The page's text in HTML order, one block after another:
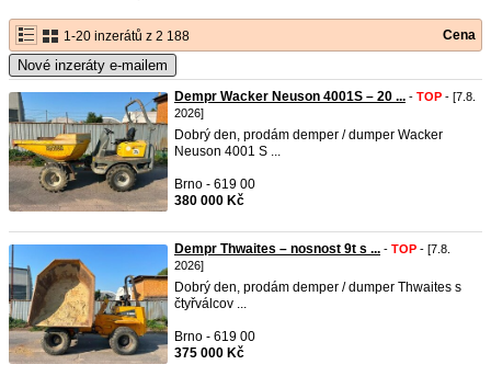
1-20 inzerátů z 2 188 Cena
Nové inzeráty e-mailem
Dempr Wacker Neuson 4001S – 20 ... - TOP - [7.8.
2026]
Dobrý den, prodám demper / dumper Wacker
Neuson 4001 S ...
Brno - 619 00
380 000 Kč
Dempr Thwaites – nosnost 9t s ... - TOP - [7.8.
2026]
Dobrý den, prodám demper / dumper Thwaites s
čtyřválcov ...
Brno - 619 00
375 000 Kč